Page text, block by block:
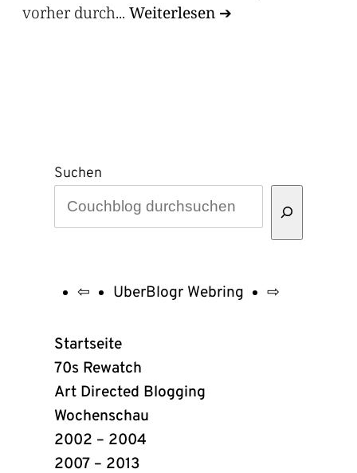
vorher durch... Weiterlesen
Suchen
UberBlogr
Webring
Links
⇦ UberBlogr Webring ⇨
Startseite
70s Rewatch
Art Directed Blogging
Wochenschau
2002 – 2004
2007 – 2013